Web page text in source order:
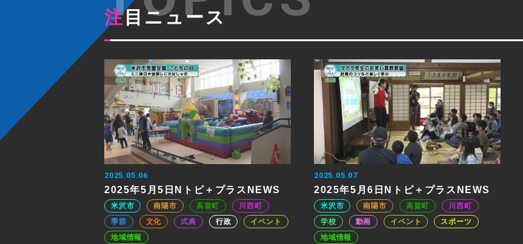
注目ニュース
2025.05.06
2025年5月5日Nトピ＋プラスNEWS
米沢市 南陽市 高畠町
川西町
季節
文化 式典 行政
イベント
地域情報
2025.05.07
2025年5月6日Nトピ＋プラスNEWS
米沢市 南陽市 高畠町
川西町
学校
動画 イベント
スポーツ
地域情報